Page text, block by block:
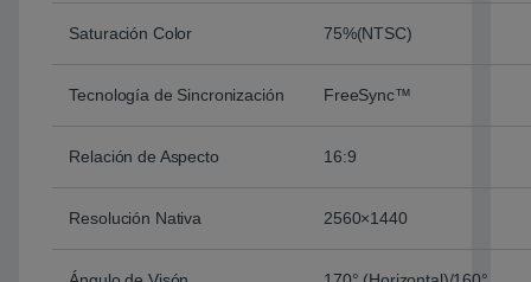
Saturación Color 75%(NTSC)
Tecnología de Sincronización FreeSync™
Relación de Aspecto 16:9
Resolución Nativa 2560×1440